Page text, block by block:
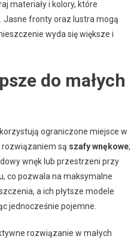
materiały i kolory, które
fronty oraz lustra mogą
wyda się większe i
do małych
ograniczone miejsce w
rozwiązaniem są szafy wnękowe,
wnęk lub przestrzeni przy
co pozwala na maksymalne
a ich płytsze modele
jednocześnie pojemne.
rozwiązanie w małych